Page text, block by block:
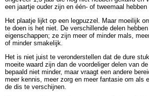
een jaartje ouder zijn en één- of tweemaal hebben
Het plaatje lijkt op een legpuzzel. Maar moeilijk
te doen is het niet. De verschillende delen
eigenschappen; ze zijn meer of minder mals,
of minder smakelijk.
Het is niet juist te veronderstellen dat de dure
moeite waard zijn dan de voordeliger delen van
bepaald niet minder, maar vraagt een andere
meer kennis, meer zorg en meer fantasie om als
de dis te verschijnen.